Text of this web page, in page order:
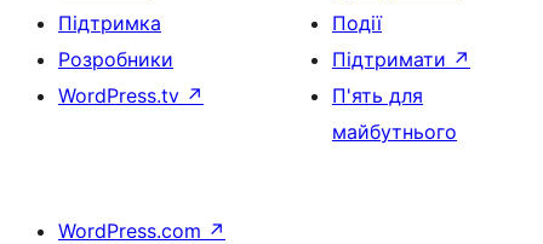
Підтримка
Розробники
WordPress.tv ↗
Події
Підтримати ↗
П'ять для
майбутнього
WordPress.com ↗